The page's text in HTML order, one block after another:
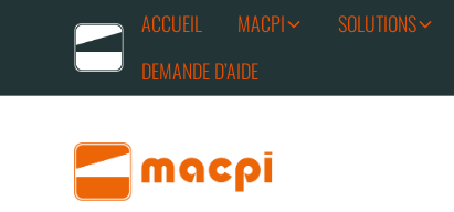
ACCUEIL MACPI SOLUTIONS
DEMANDE D’AIDE